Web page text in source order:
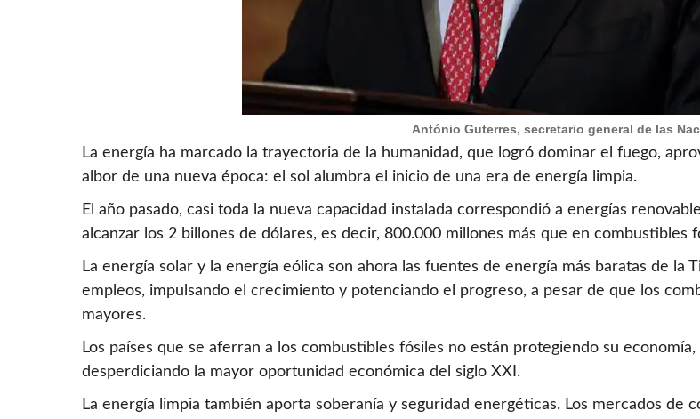
António Guterres, secretario general de las
La energía ha marcado la trayectoria de la humanidad, que logró dominar el fuego,
albor de una nueva época: el sol alumbra el inicio de una era de energía limpia.
El año pasado, casi toda la nueva capacidad instalada correspondió a energías
alcanzar los 2 billones de dólares, es decir, 800.000 millones más que en combustibles
La energía solar y la energía eólica son ahora las fuentes de energía más baratas de la
empleos, impulsando el crecimiento y potenciando el progreso, a pesar de que los
mayores.
Los países que se aferran a los combustibles fósiles no están protegiendo su
desperdiciando la mayor oportunidad económica del siglo XXI.
La energía limpia también aporta soberanía y seguridad energéticas. Los mercados de